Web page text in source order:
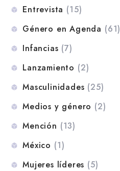
Entrevista (15)
Género en Agenda (61)
Infancias (7)
Lanzamiento (2)
Masculinidades (25)
Medios y género (2)
Mención (13)
México (1)
Mujeres líderes (5)